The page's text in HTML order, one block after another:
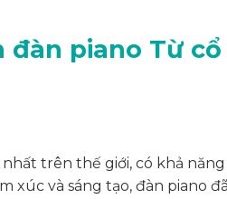
piano Từ
trên thế giới, có khả
xúc và sáng tạo, đàn piano